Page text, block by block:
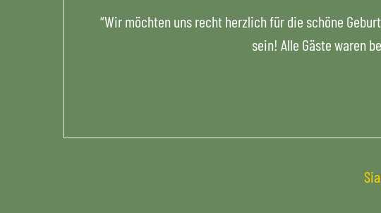
“Wir möchten uns recht herzlich für die schöne
sein! Alle Gäste waren